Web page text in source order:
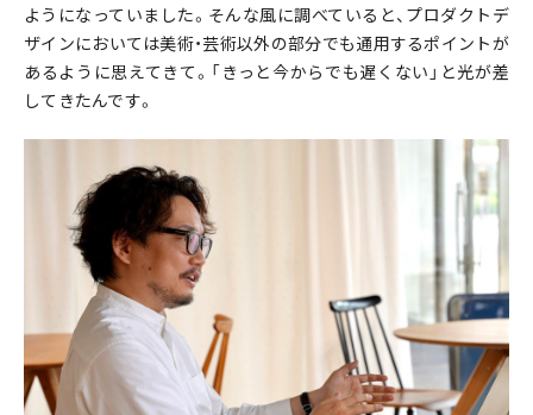
ようになっていました。そんな風に調べていると、プロダクトデ
ザインにおいては美術・芸術以外の部分でも通用するポイントが
あるように思えてきて。「きっと今からでも遅くない」と光が差
してきたんです。